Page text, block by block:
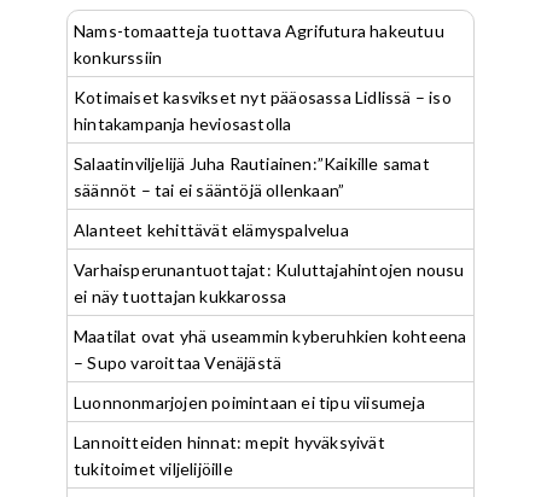
Nams-tomaatteja tuottava Agrifutura hakeutuu
konkurssiin
Kotimaiset kasvikset nyt pääosassa Lidlissä – iso
hintakampanja heviosastolla
Salaatinviljelijä Juha Rautiainen:”Kaikille samat
säännöt – tai ei sääntöjä ollenkaan”
Alanteet kehittävät elämyspalvelua
Varhaisperunantuottajat: Kuluttajahintojen nousu
ei näy tuottajan kukkarossa
Maatilat ovat yhä useammin kyberuhkien kohteena
– Supo varoittaa Venäjästä
Luonnonmarjojen poimintaan ei tipu viisumeja
Lannoitteiden hinnat: mepit hyväksyivät
tukitoimet viljelijöille